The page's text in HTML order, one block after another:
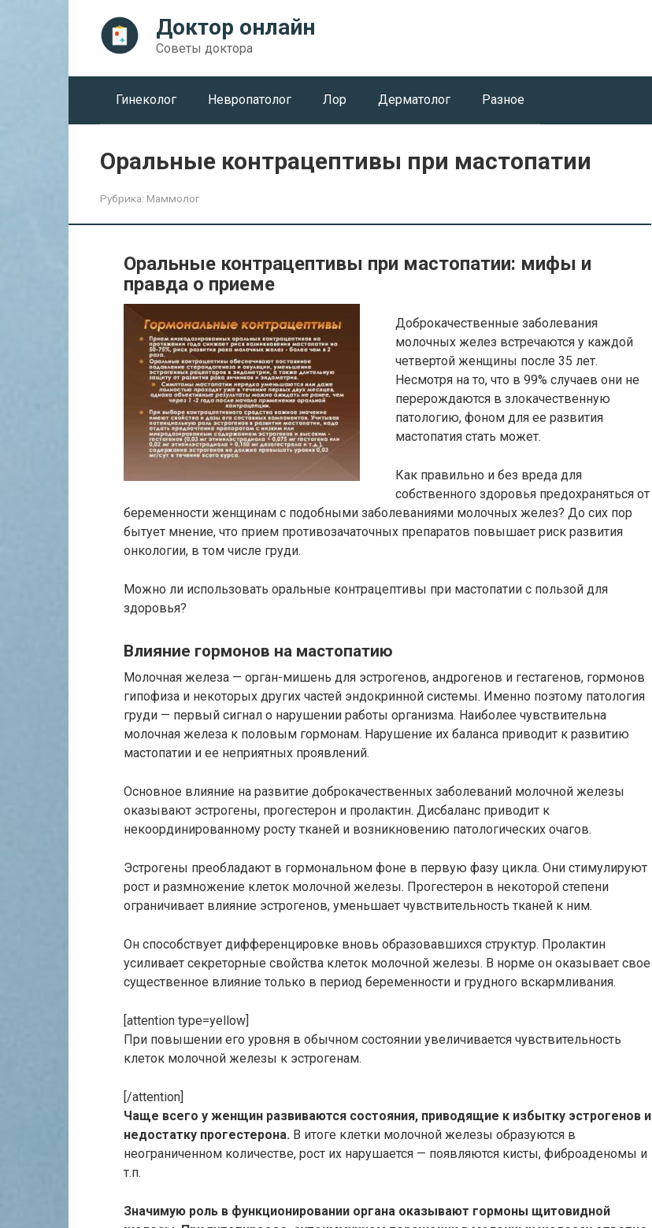
Доктор онлайн
Советы доктора
Гинеколог Невропатолог Лор Дерматолог Разное
Оральные контрацептивы при мастопатии
Рубрика: Маммолог
Оральные контрацептивы при мастопатии: мифы и
правда о приеме
Доброкачественные заболевания
молочных желез встречаются у каждой
четвертой женщины после 35 лет.
Несмотря на то, что в 99% случаев они не
перерождаются в злокачественную
патологию, фоном для ее развития
мастопатия стать может.
Как правильно и без вреда для
собственного здоровья предохраняться от
беременности женщинам с подобными заболеваниями молочных желез? До сих пор
бытует мнение, что прием противозачаточных препаратов повышает риск развития
онкологии, в том числе груди.
Можно ли использовать оральные контрацептивы при мастопатии с пользой для
здоровья?
Влияние гормонов на мастопатию
Молочная железа — орган-мишень для эстрогенов, андрогенов и гестагенов, гормонов
гипофиза и некоторых других частей эндокринной системы. Именно поэтому патология
груди — первый сигнал о нарушении работы организма. Наиболее чувствительна
молочная железа к половым гормонам. Нарушение их баланса приводит к развитию
мастопатии и ее неприятных проявлений.
Основное влияние на развитие доброкачественных заболеваний молочной железы
оказывают эстрогены, прогестерон и пролактин. Дисбаланс приводит к
некоординированному росту тканей и возникновению патологических очагов.
Эстрогены преобладают в гормональном фоне в первую фазу цикла. Они стимулируют
рост и размножение клеток молочной железы. Прогестерон в некоторой степени
ограничивает влияние эстрогенов, уменьшает чувствительность тканей к ним.
Он способствует дифференцировке вновь образовавшихся структур. Пролактин
усиливает секреторные свойства клеток молочной железы. В норме он оказывает свое
существенное влияние только в период беременности и грудного вскармливания.
[attention type=yellow]
При повышении его уровня в обычном состоянии увеличивается чувствительность
клеток молочной железы к эстрогенам.
[/attention]
Чаще всего у женщин развиваются состояния, приводящие к избытку эстрогенов и
недостатку прогестерона. В итоге клетки молочной железы образуются в
неограниченном количестве, рост их нарушается — появляются кисты, фиброаденомы и
т.п.
Значимую роль в функционировании органа оказывают гормоны щитовидной